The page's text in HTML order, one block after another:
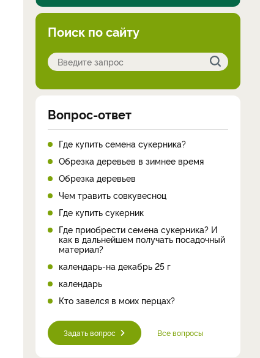
Поиск по сайту
Вопрос-ответ
Где купить семена сукерника?
Обрезка деревьев в зимнее время
Обрезка деревьев
Чем травить совкувесноц
Где купить сукерник
Где приобрести семена сукерника? И
как в дальнейшем получать посадочный
материал?
календарь-на декабрь 25 г
календарь
Кто завелся в моих перцах?
Задать вопрос Все вопросы